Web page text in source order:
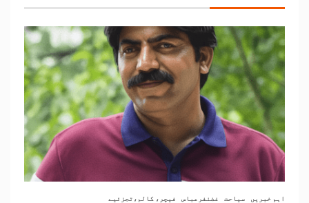
اہم خبریں سیاحت غضنفرعباس فیچر، کالم،تجزئیے